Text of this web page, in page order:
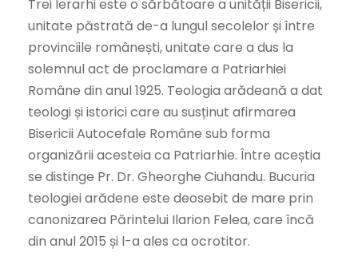
Trei Ierarhi este o sărbătoare a unității Bisericii,
unitate păstrată de-a lungul secolelor și între
provinciile românești, unitate care a dus la
solemnul act de proclamare a Patriarhiei
Române din anul 1925. Teologia arădeană a dat
teologi și istorici care au susținut afirmarea
Bisericii Autocefale Române sub forma
organizării acesteia ca Patriarhie. Între aceștia
se distinge Pr. Dr. Gheorghe Ciuhandu. Bucuria
teologiei arădene este deosebit de mare prin
canonizarea Părintelui Ilarion Felea, care încă
din anul 2015 și l-a ales ca ocrotitor.